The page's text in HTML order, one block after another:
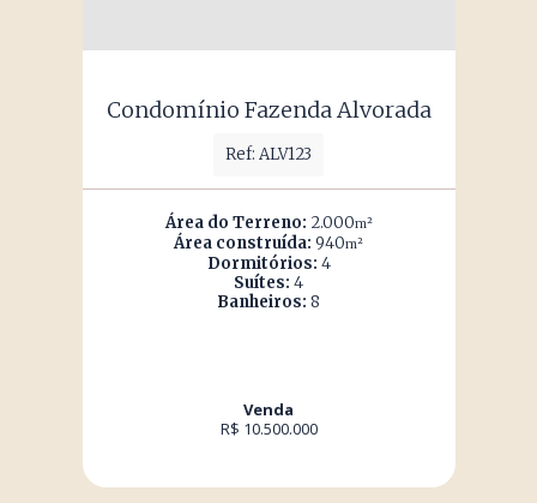
Condomínio Fazenda Alvorada
Ref: ALV123
Área do Terreno: 2.000m²
Área construída: 940m²
Dormitórios: 4
Suítes: 4
Banheiros: 8
Venda
R$ 10.500.000